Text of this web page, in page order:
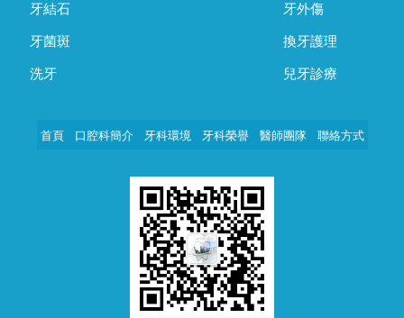
牙結石
牙菌斑
洗牙
牙外傷
換牙護理
兒牙診療
首頁 口腔科簡介 牙科環境 牙科榮譽 醫師團隊 聯絡方式